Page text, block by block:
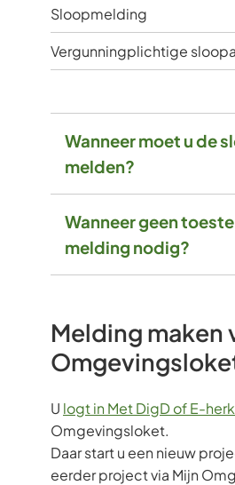
Sloopmelding
Vergunningplichtige
Wanneer moet u de
melden?
Wanneer geen
melding nodig?
Melding maken
U logt in Met DigD of E-
Omgevingsloket.
Daar start u een nieuw
eerder project via Mijn